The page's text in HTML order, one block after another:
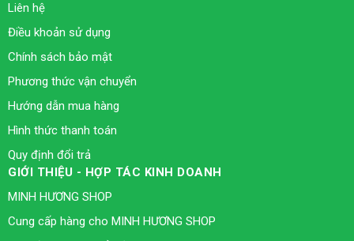
Liên hệ
Điều khoản sử dụng
Chính sách bảo mật
Phương thức vận chuyển
Hướng dẫn mua hàng
Hình thức thanh toán
Quy định đổi trả
GIỚI THIỆU - HỢP TÁC KINH DOANH
MINH HƯƠNG SHOP
Cung cấp hàng cho MINH HƯƠNG SHOP